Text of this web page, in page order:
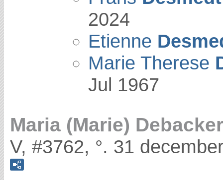
2024
Etienne
Marie Therese
Jul 1967
Maria (Marie) Debacker
V, #3762, °. 31